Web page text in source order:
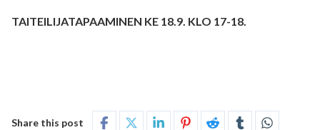
TAITEILIJATAPAAMINEN KE 18.9. KLO 17-18.
Share this post